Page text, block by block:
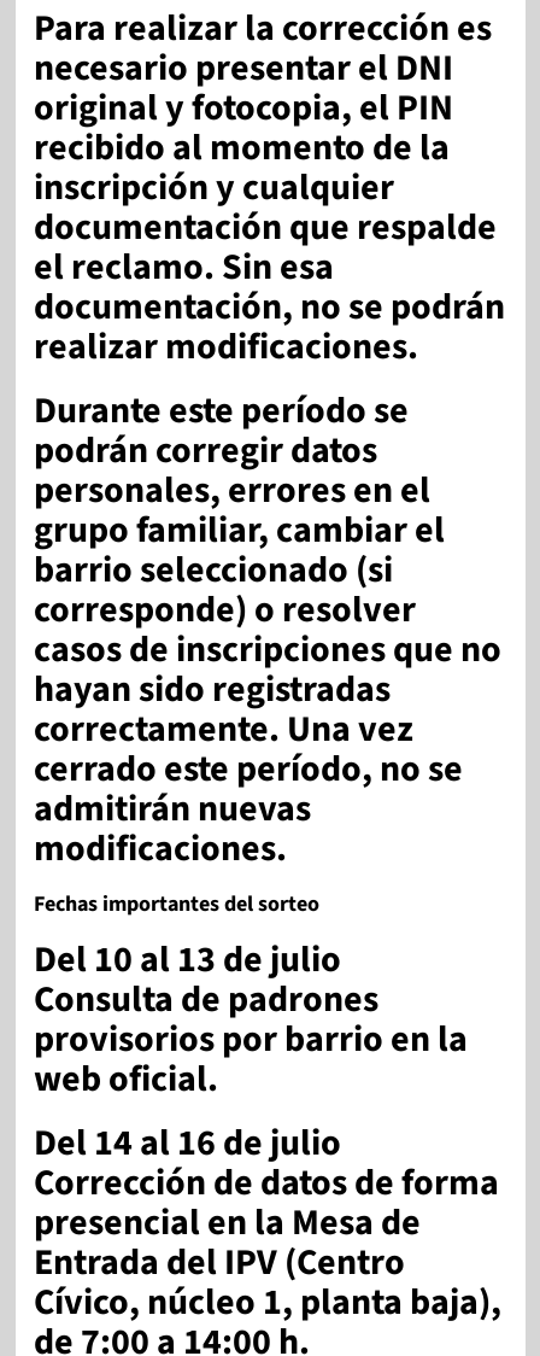
Para realizar la corrección es
necesario presentar elDNI
original y fotocopia, elPIN
recibido al momento de la
inscripcióny cualquier
documentación que respalde
el reclamo. Sin esa
documentación, no se podrán
realizar modificaciones.
Durante este período se
podrán corregir datos
personales, errores en el
grupo familiar, cambiar el
barrio seleccionado (si
corresponde) o resolver
casos de inscripciones que no
hayan sido registradas
correctamente. Una vez
cerrado este período, no se
admitirán nuevas
modificaciones.
Fechas importantes del sorteo
Del 10 al 13 de julio
Consulta de padrones
provisorios por barrio en la
web oficial.
Del 14 al 16 de julio
Corrección de datos de forma
presencial en la Mesa de
Entrada del IPV (Centro
Cívico, núcleo 1, planta baja),
de 7:00 a 14:00 h.